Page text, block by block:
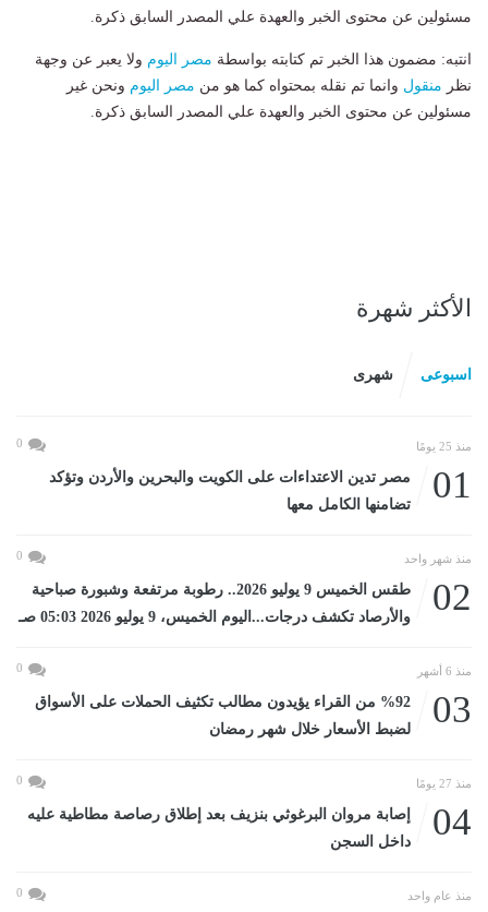
مسئولين عن محتوى الخبر والعهدة علي المصدر السابق ذكرة.
انتبه: مضمون هذا الخبر تم كتابته بواسطة مصر اليوم ولا يعبر عن وجهة
نظر منقول وانما تم نقله بمحتواه كما هو من مصر اليوم ونحن غير
مسئولين عن محتوى الخبر والعهدة علي المصدر السابق ذكرة.
الأكثر شهرة
اسبوعى شهرى
منذ 25 يومًا 0
01
مصر تدين الاعتداءات على الكويت والبحرين والأردن وتؤكد
تضامنها الكامل معها
منذ شهر واحد 0
02
طقس الخميس 9 يوليو 2026.. رطوبة مرتفعة وشبورة صباحية
والأرصاد تكشف درجات...اليوم الخميس، 9 يوليو 2026 05:03 صـ
منذ 6 أشهر 0
03
%92 من القراء يؤيدون مطالب تكثيف الحملات على الأسواق
لضبط الأسعار خلال شهر رمضان
منذ 27 يومًا 0
04
إصابة مروان البرغوثي بنزيف بعد إطلاق رصاصة مطاطية عليه
داخل السجن
منذ عام واحد 0